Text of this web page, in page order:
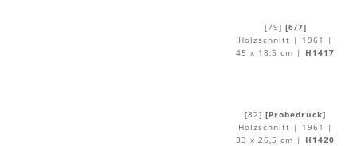
[79] [6/7]
Holzschnitt | 1961 |
45 x 18,5 cm |
H1417
[82] [Probedruck]
Holzschnitt | 1961 |
33 x 26,5 cm |
H1420